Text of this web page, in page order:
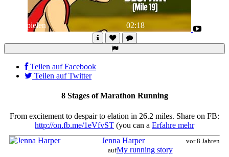
Abspielen 02:18
Teilen auf Facebook
Teilen auf Twitter
8 Stages of Marathon Running
From excitement to despair to elation in 26.2 miles. Share on FB:
http://on.fb.me/1eVfvST (you can a Erfahre mehr
Jenna Harper
vor 8 Jahren
aufMy running story